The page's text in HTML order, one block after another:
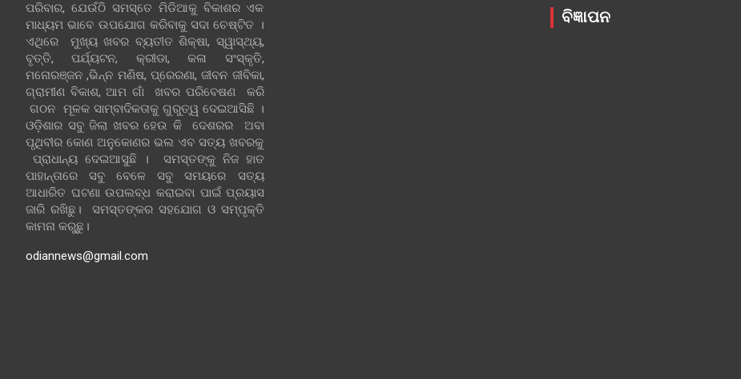
ପରିବାର, ଯେଉଁଠି ସମସ୍ତେ ମିଡିଆକୁ ବିକାଶର ଏକ
ମାଧ୍ୟମ ଭାବେ ଉପଯୋଗ କରିବାକୁ ସଦା ଚେଷ୍ଟିତ ।
ଏଥିରେ ମୁଖ୍ୟ ଖବର ବ୍ୟତୀତ ଶିକ୍ଷା, ସ୍ୱାସ୍ଥ୍ୟ,
ବୃତ୍ତି, ପର୍ଯ୍ୟଟନ, କ୍ରୀଡା, କଳା ସଂସ୍କୃତି,
ମନୋରଞ୍ଜନ ,ଭିନ୍ନ ମଣିଷ, ପ୍ରେରଣା, ଜୀବନ ଜୀବିକା,
ଗ୍ରାମୀଣ ବିକାଶ, ଆମ ଗାଁ ଖବର ପରିବେଷଣ କରି
ଗଠନ ମୂଳକ ସାମ୍ବାଦିକତାକୁ ଗୁରୁତ୍ୱ ଦେଇଆସିଛି ।
ଓଡ଼ିଶାର ସବୁ ଜିଲା ଖବର ହେଉ କି ଦେଶରର ଅବା
ପୃଥିବୀର କୋଣ ଅନୁକୋଣର ଭଲ ଏବ ସତ୍ୟ ଖବରକୁ
ପ୍ରାଧାନ୍ୟ ଦେଇଆସୁଛି । ସମସ୍ତଙ୍କୁ ନିଜ ହାତ
ପାହାନ୍ତାରେ ସବୁ ବେଳେ ସବୁ ସମୟରେ ସତ୍ୟ
ଆଧାରିତ ଘଟଣା ଉପଲବ୍ଧ କରାଇବା ପାଇଁ ପ୍ରୟାସ
ଜାରି ରଖିଛୁ। ସମସ୍ତଙ୍କର ସହଯୋଗ ଓ ସମ୍ପୃକ୍ତି
କାମନା କରୁଛୁ।
odiannews@gmail.com
ବିଜ୍ଞାପନ